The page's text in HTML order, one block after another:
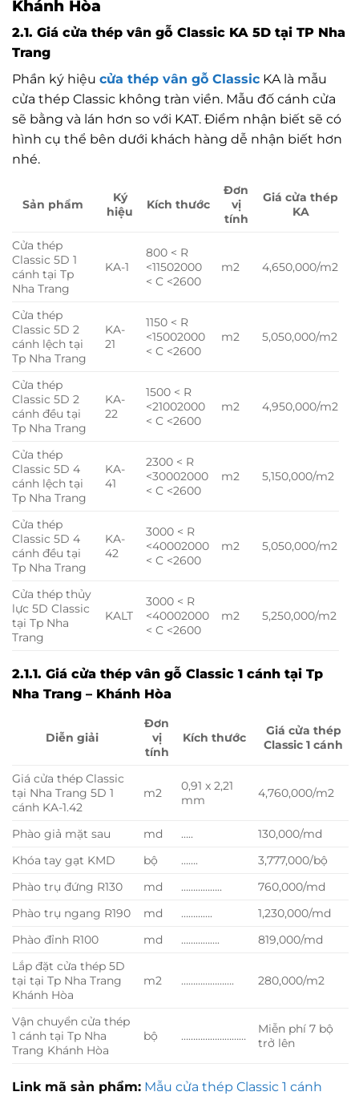
Khánh Hòa
2.1. Giá cửa thép vân gỗ Classic KA 5D tại TP Nha
Trang
Phần ký hiệu cửa thép vân gỗ Classic KA là mẫu
cửa thép Classic không tràn viền. Mẫu đố cánh cửa
sẽ bằng và lán hơn so với KAT. Điểm nhận biết sẽ có
hình cụ thể bên dưới khách hàng dễ nhận biết hơn
nhé.
Sản phẩm
Ký
hiệu
Kích thước
Đơn
vị
tính
Giá cửa thép
KA
Cửa thép
Classic 5D 1
cánh tại Tp
Nha Trang
KA-1
800 < R
<11502000
< C <2600
m2 4,650,000/m2
Cửa thép
Classic 5D 2
cánh lệch tại
Tp Nha Trang
KA-
21
1150 < R
<15002000
< C <2600
m2 5,050,000/m2
Cửa thép
Classic 5D 2
cánh đều tại
Tp Nha Trang
KA-
22
1500 < R
<21002000
< C <2600
m2 4,950,000/m2
Cửa thép
Classic 5D 4
cánh lệch tại
Tp Nha Trang
KA-
41
2300 < R
<30002000
< C <2600
m2 5,150,000/m2
Cửa thép
Classic 5D 4
cánh đều tại
Tp Nha Trang
KA-
42
3000 < R
<40002000
< C <2600
m2 5,050,000/m2
Cửa thép thủy
lực 5D Classic
tại Tp Nha
Trang
KALT
3000 < R
<40002000
< C <2600
m2 5,250,000/m2
2.1.1. Giá cửa thép vân gỗ Classic 1 cánh tại Tp
Nha Trang – Khánh Hòa
Diễn giải
Đơn
vị
tính
Kích thước
Giá cửa thép
Classic 1 cánh
Giá cửa thép Classic
tại Nha Trang 5D 1
cánh KA-1.42
m2
0,91 x 2,21
mm
4,760,000/m2
Phào giả mặt sau md …..
130,000/md
Khóa tay gạt KMD
bộ …….
3,777,000/bộ
Phào trụ đứng R130
md ……………..
760,000/md
Phào trụ ngang R190
md ………….
1,230,000/md
Phào đỉnh R100
md …………….
819,000/md
Lắp đặt cửa thép 5D
tại tại Tp Nha Trang
Khánh Hòa
m2 …………………. 280,000/m2
Vận chuyển cửa thép
1 cánh tại Tp Nha
Trang Khánh Hòa
bộ ………………………
Miễn phí 7 bộ
trở lên
Link mã sản phẩm: Mẫu cửa thép Classic 1 cánh